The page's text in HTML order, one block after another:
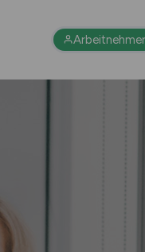
Arbeitnehmer